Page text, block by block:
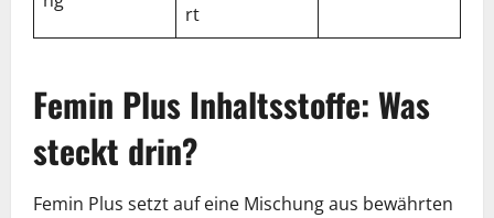
rt
Femin Plus Inhaltsstoffe: Was
steckt drin?
Femin Plus setzt auf eine Mischung aus bewährten